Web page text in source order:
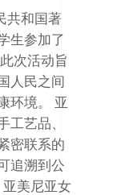
共和国著
生参加了
次活动旨
人民之间
环境。 亚
工艺品、
密联系的
追溯到公
美尼亚女